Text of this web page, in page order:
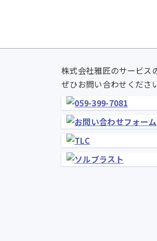
株式会社雅匠のサービス
ぜひお問い合わせくださ